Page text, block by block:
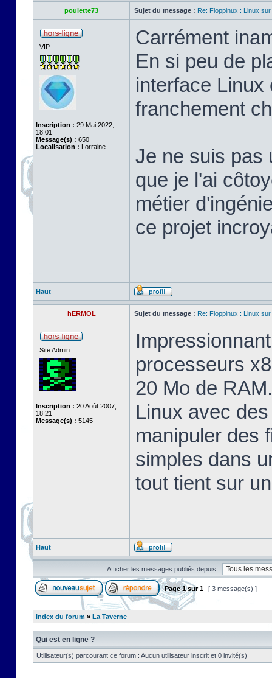
poulette73 Sujet du message : Re: Floppinux : Linux
VIP
Inscription : 29 Mai 2022,
18:01
Message(s) : 650
Localisation : Lorraine
Carrément
En si peu de
interface Linux
franchement
Je ne suis pas
que je l'ai
métier
ce projet
Haut
hERMOL Sujet du message : Re: Floppinux : Linux
Site Admin
Inscription : 20 Août 2007,
18:21
Message(s) : 5145
processeurs
20 Mo de
Linux avec
manipuler des
simples dans
tout tient sur
Haut
Afficher les messages publiés depuis :
Page1sur1 [ 3 message(s) ]
Index du forum » La Taverne
Qui est en ligne ?
Utilisateur(s) parcourant ce forum : Aucun utilisateur inscrit et 0 invité(s)